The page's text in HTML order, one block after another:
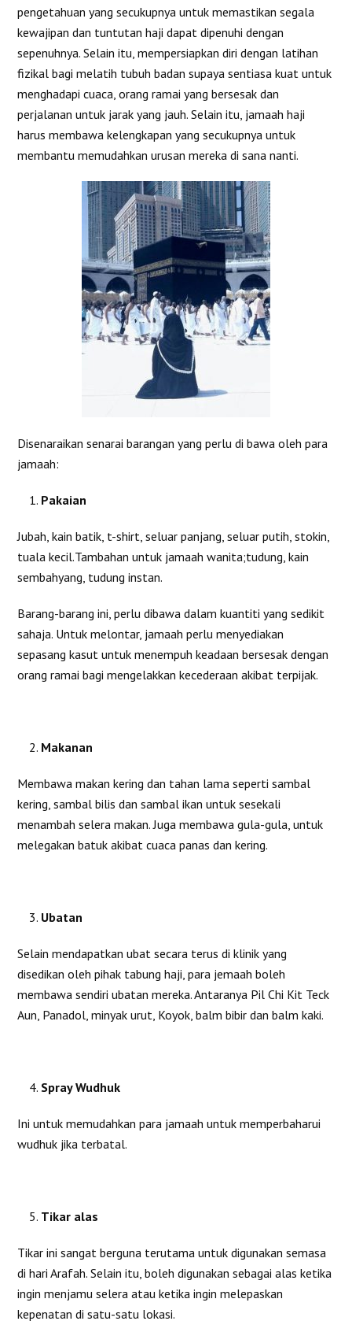
pengetahuan yang secukupnya untuk memastikan segala
kewajipan dan tuntutan haji dapat dipenuhi dengan
sepenuhnya. Selain itu, mempersiapkan diri dengan latihan
fizikal bagi melatih tubuh badan supaya sentiasa kuat untuk
menghadapi cuaca, orang ramai yang bersesak dan
perjalanan untuk jarak yang jauh. Selain itu, jamaah haji
harus membawa kelengkapan yang secukupnya untuk
membantu memudahkan urusan mereka di sana nanti.
Disenaraikan senarai barangan yang perlu di bawa oleh para
jamaah:
Pakaian
Jubah, kain batik, t-shirt, seluar panjang, seluar putih, stokin,
tuala kecil.Tambahan untuk jamaah wanita;tudung, kain
sembahyang, tudung instan.
Barang-barang ini, perlu dibawa dalam kuantiti yang sedikit
sahaja. Untuk melontar, jamaah perlu menyediakan
sepasang kasut untuk menempuh keadaan bersesak dengan
orang ramai bagi mengelakkan kecederaan akibat terpijak.
Makanan
Membawa makan kering dan tahan lama seperti sambal
kering, sambal bilis dan sambal ikan untuk sesekali
menambah selera makan. Juga membawa gula-gula, untuk
melegakan batuk akibat cuaca panas dan kering.
Ubatan
Selain mendapatkan ubat secara terus di klinik yang
disedikan oleh pihak tabung haji, para jemaah boleh
membawa sendiri ubatan mereka. Antaranya Pil Chi Kit Teck
Aun, Panadol, minyak urut, Koyok, balm bibir dan balm kaki.
Spray Wudhuk
Ini untuk memudahkan para jamaah untuk memperbaharui
wudhuk jika terbatal.
Tikar alas
Tikar ini sangat berguna terutama untuk digunakan semasa
di hari Arafah. Selain itu, boleh digunakan sebagai alas ketika
ingin menjamu selera atau ketika ingin melepaskan
kepenatan di satu-satu lokasi.